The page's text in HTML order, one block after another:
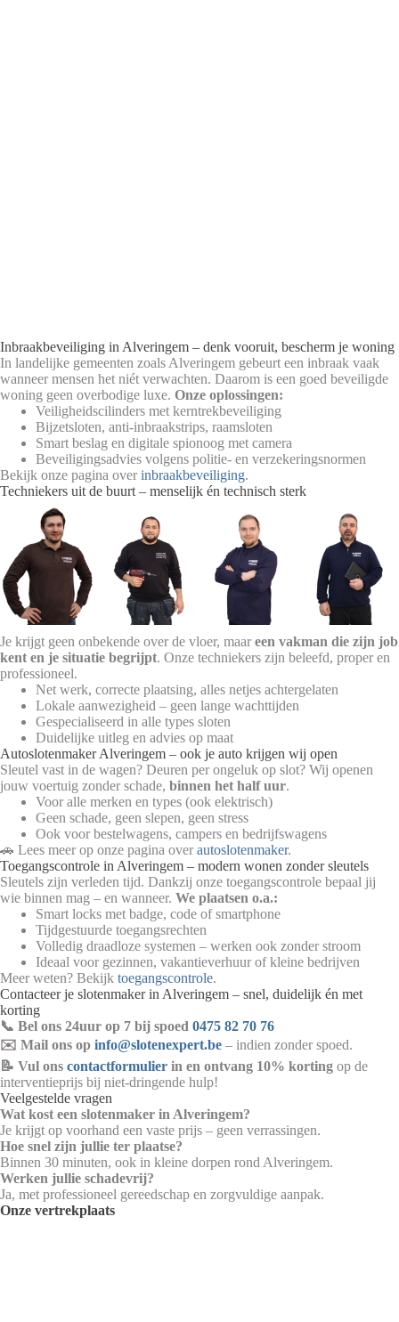
Inbraakbeveiliging in Alveringem – denk vooruit, bescherm je woning
In landelijke gemeenten zoals Alveringem gebeurt een inbraak vaak
wanneer mensen het niét verwachten. Daarom is een goed beveiligde
woning geen overbodige luxe. Onze oplossingen:
Veiligheidscilinders met kerntrekbeveiliging
Bijzetsloten, anti-inbraakstrips, raamsloten
Smart beslag en digitale spionoog met camera
Beveiligingsadvies volgens politie- en verzekeringsnormen
Bekijk onze pagina over inbraakbeveiliging.
Techniekers uit de buurt – menselijk én technisch sterk
Je krijgt geen onbekende over de vloer, maar een vakman die zijn job
kent en je situatie begrijpt. Onze techniekers zijn beleefd, proper en
professioneel.
Net werk, correcte plaatsing, alles netjes achtergelaten
Lokale aanwezigheid – geen lange wachttijden
Gespecialiseerd in alle types sloten
Duidelijke uitleg en advies op maat
Autoslotenmaker Alveringem – ook je auto krijgen wij open
Sleutel vast in de wagen? Deuren per ongeluk op slot? Wij openen
jouw voertuig zonder schade, binnen het half uur.
Voor alle merken en types (ook elektrisch)
Geen schade, geen slepen, geen stress
Ook voor bestelwagens, campers en bedrijfswagens
🚗 Lees meer op onze pagina over autoslotenmaker.
Toegangscontrole in Alveringem – modern wonen zonder sleutels
Sleutels zijn verleden tijd. Dankzij onze toegangscontrole bepaal jij
wie binnen mag – en wanneer. We plaatsen o.a.:
Smart locks met badge, code of smartphone
Tijdgestuurde toegangsrechten
Volledig draadloze systemen – werken ook zonder stroom
Ideaal voor gezinnen, vakantieverhuur of kleine bedrijven
Meer weten? Bekijk toegangscontrole.
Contacteer je slotenmaker in Alveringem – snel, duidelijk én met
korting
📞 Bel ons 24uur op 7 bij spoed 0475 82 70 76
✉️ Mail ons op info@slotenexpert.be – indien zonder spoed.
📝 Vul ons contactformulier in en ontvang 10% korting op de
interventieprijs bij niet-dringende hulp!
Veelgestelde vragen
Wat kost een slotenmaker in Alveringem?
Je krijgt op voorhand een vaste prijs – geen verrassingen.
Hoe snel zijn jullie ter plaatse?
Binnen 30 minuten, ook in kleine dorpen rond Alveringem.
Werken jullie schadevrij?
Ja, met professioneel gereedschap en zorgvuldige aanpak.
Onze vertrekplaats